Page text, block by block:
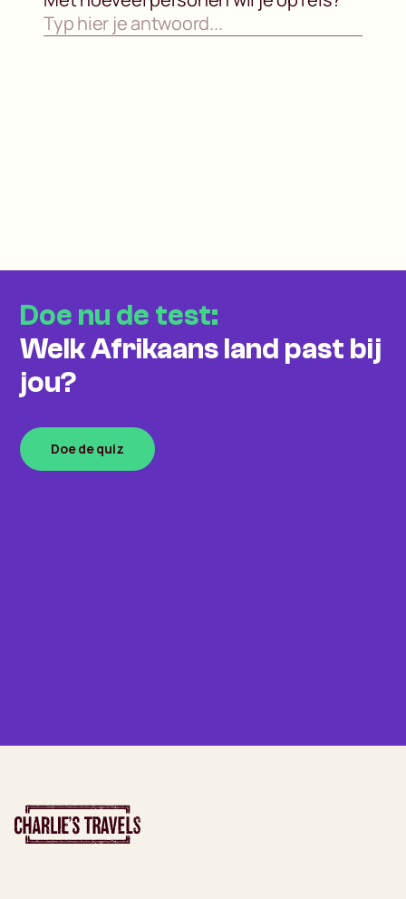
Doe nu de test:
Welk Afrikaans land past bij
jou?
Doe de quiz